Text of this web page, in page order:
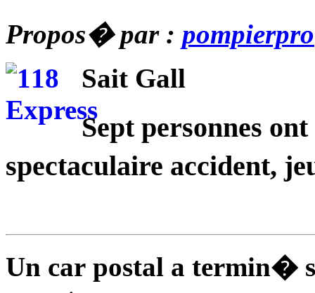
Propos� par : pompierpro
Sait Gall
Sept personnes
spectaculaire accident,
Un car postal a termin�